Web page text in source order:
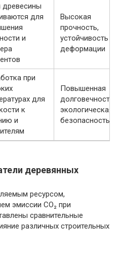
древесины
для
и
Высокая
прочность,
устойчивость к
деформации
при
для
к
и
Повышенная
долговечность,
экологическая
безопасность
деревянных
ресурсом,
эмиссии CO₂ при
сравнительные
различных строительных